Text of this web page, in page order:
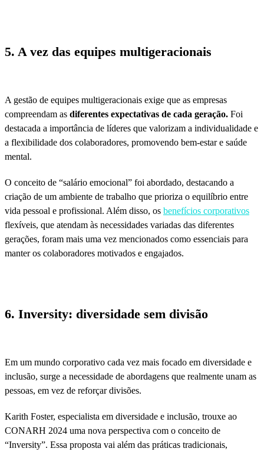
5. A vez das equipes multigeracionais
A gestão de equipes multigeracionais exige que as empresas
compreendam as diferentes expectativas de cada geração. Foi
destacada a importância de líderes que valorizam a individualidade e
a flexibilidade dos colaboradores, promovendo bem-estar e saúde
mental.
O conceito de “salário emocional” foi abordado, destacando a
criação de um ambiente de trabalho que prioriza o equilíbrio entre
vida pessoal e profissional. Além disso, os benefícios corporativos
flexíveis, que atendam às necessidades variadas das diferentes
gerações, foram mais uma vez mencionados como essenciais para
manter os colaboradores motivados e engajados.
6. Inversity: diversidade sem divisão
Em um mundo corporativo cada vez mais focado em diversidade e
inclusão, surge a necessidade de abordagens que realmente unam as
pessoas, em vez de reforçar divisões.
Karith Foster, especialista em diversidade e inclusão, trouxe ao
CONARH 2024 uma nova perspectiva com o conceito de
“Inversity”. Essa proposta vai além das práticas tradicionais,